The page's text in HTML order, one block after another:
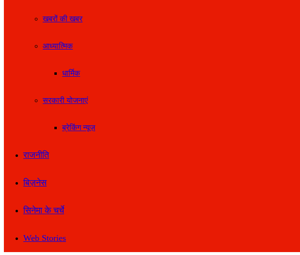
खबरों की खबर
आध्यात्मिक
धार्मिक
सरकारी योजनाएं
ब्रेकिंग न्यूज़
राजनीति
बिज़नेस
सिनेमा के चर्चे
Web Stories